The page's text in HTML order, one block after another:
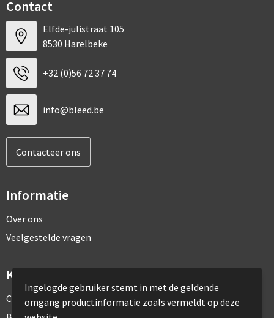
Contact
Elfde-julistraat 105
8530 Harelbeke
+32 (0)56 72 37 74
info@bleed.be
Contacteer ons
Informatie
Over ons
Veelgestelde vragen
Klantenservice
Contact
Ingelogde gebruiker stemt in met de geldende
omgang productinformatie zoals vermeldt op deze